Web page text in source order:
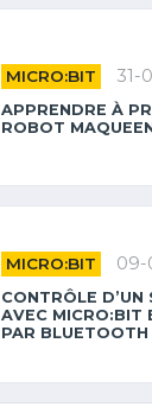
MICRO:BIT 31-
APPRENDRE À
ROBOT
MICRO:BIT 09-
CONTRÔLE D’UN
AVEC MICRO:BIT
PAR BLUETOOTH